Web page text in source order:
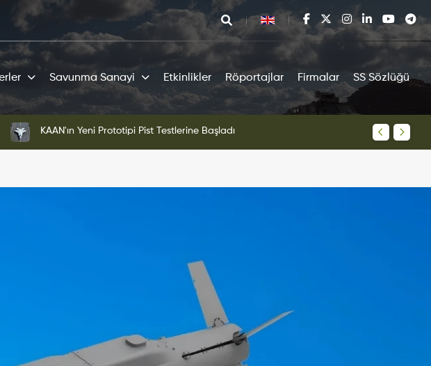
Savunma Sanayi Etkinlikler Röportajlar Firmalar SS Sözlüğü
KAAN'ın Yeni Prototipi Pist Testlerine Başladı KAAN